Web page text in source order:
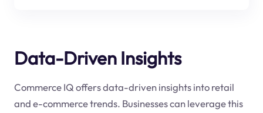
Data-Driven Insights
Commerce IQ offers data-driven insights into retail
and e-commerce trends. Businesses can leverage this